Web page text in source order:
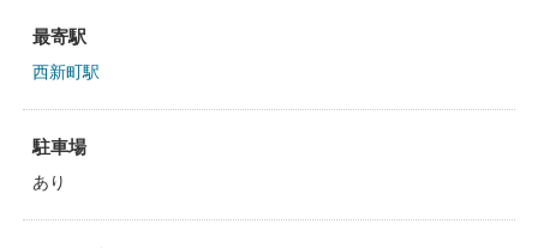
最寄駅
西新町駅
駐車場
あり